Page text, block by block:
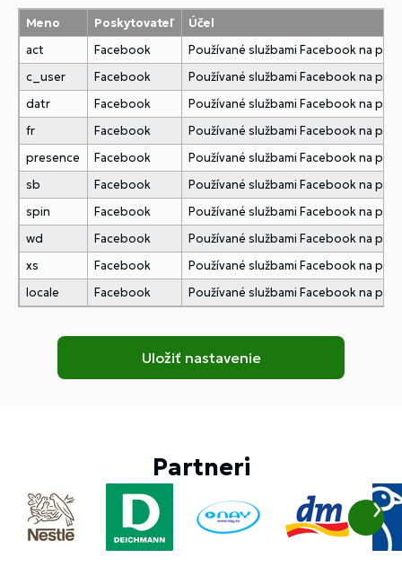
Meno Poskytovateľ
Účel
act
Facebook
Používané službami Facebook na
c_user
Facebook
Používané službami Facebook na
datr
Facebook
Používané službami Facebook na
fr
Facebook
Používané službami Facebook na
presence
Facebook
Používané službami Facebook na
sb
Facebook
Používané službami Facebook na
spin
Facebook
Používané službami Facebook na
wd
Facebook
Používané službami Facebook na
xs
Facebook
Používané službami Facebook na
locale
Facebook Používané službami Facebook na
Partneri